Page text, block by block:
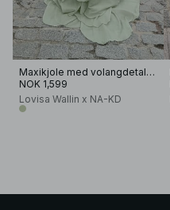
Maxikjole med volangdetaljer
NOK 1,599
Lovisa Wallin x NA-KD